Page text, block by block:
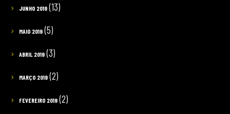
JUNHO 2019(13)
MAIO 2019(5)
ABRIL 2019(3)
MARÇO 2019(2)
FEVEREIRO 2019(2)